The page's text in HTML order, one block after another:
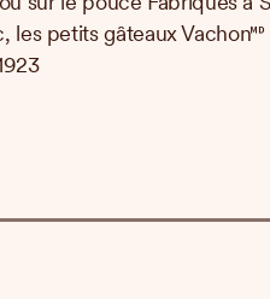
les petits gâteaux